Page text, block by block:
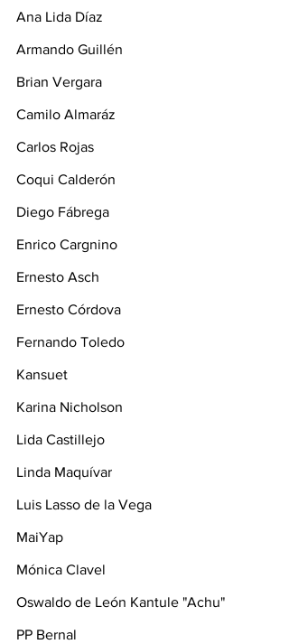
Ana Lida Díaz
Armando Guillén
Brian Vergara
Camilo Almaráz
Carlos Rojas
Coqui Calderón
Diego Fábrega
Enrico Cargnino
Ernesto Asch
Ernesto Córdova
Fernando Toledo
Kansuet
Karina Nicholson
Lida Castillejo
Linda Maquívar
Luis Lasso de la Vega
MaiYap
Mónica Clavel
Oswaldo de León Kantule "Achu"
PP Bernal